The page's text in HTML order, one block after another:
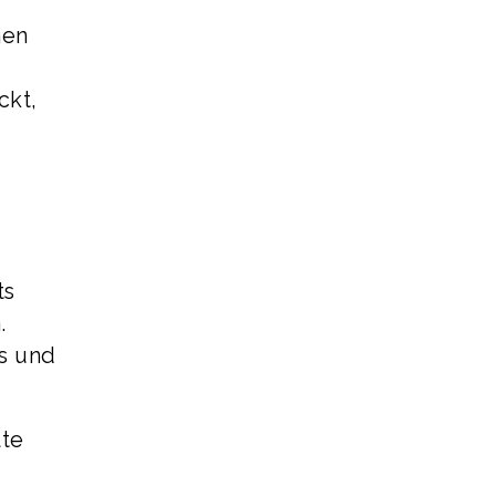
und